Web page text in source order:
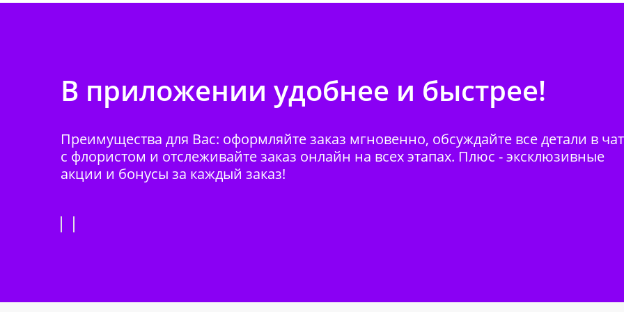
В приложении удобнее и быстрее!
Преимущества для Вас: оформляйте заказ мгновенно, обсуждайте все детали в
с флористом и отслеживайте заказ онлайн на всех этапах. Плюс - эксклюзивные
акции и бонусы за каждый заказ!